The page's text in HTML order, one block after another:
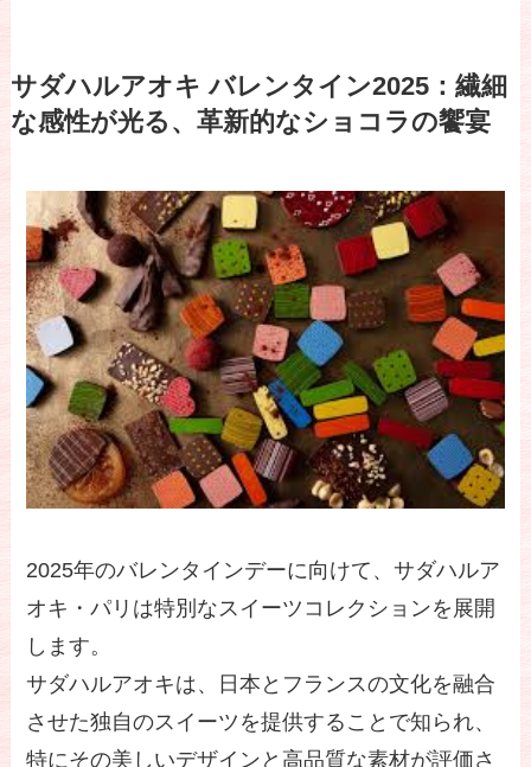
サダハルアオキ バレンタイン2025：繊細
な感性が光る、革新的なショコラの饗宴
2025年のバレンタインデーに向けて、サダハルア
オキ・パリは特別なスイーツコレクションを展開
します。
サダハルアオキは、日本とフランスの文化を融合
させた独自のスイーツを提供することで知られ、
特にその美しいデザインと高品質な素材が評価さ